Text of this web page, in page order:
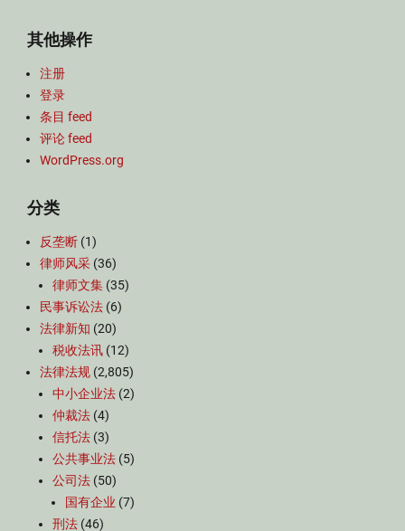
其他操作
注册
登录
条目 feed
评论 feed
WordPress.org
分类
反垄断 (1)
律师风采 (36)
律师文集 (35)
民事诉讼法 (6)
法律新知 (20)
税收法讯 (12)
法律法规 (2,805)
中小企业法 (2)
仲裁法 (4)
信托法 (3)
公共事业法 (5)
公司法 (50)
国有企业 (7)
刑法 (46)